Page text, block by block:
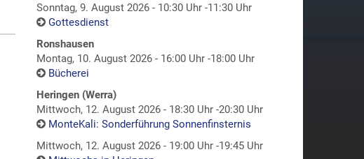
Sonntag, 9. August 2026 - 10:30 Uhr -11:30 Uhr
Gottesdienst
Ronshausen
Montag, 10. August 2026 - 16:00 Uhr -18:00 Uhr
Bücherei
Heringen (Werra)
Mittwoch, 12. August 2026 - 18:30 Uhr -20:30 Uhr
MonteKali: Sonderführung Sonnenfinsternis
Mittwoch, 12. August 2026 - 19:00 Uhr -19:45 Uhr